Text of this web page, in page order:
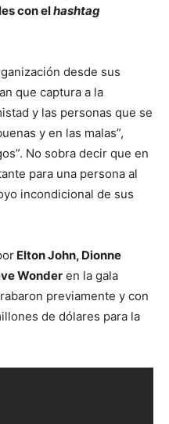
con elhashtag
desde sus
que captura a la
y las personas que se
y en las malas”,
No sobra decir que en
para una persona al
incondicional de sus
Elton John, Dionne
Wonder en la gala
previamente y con
de dólares para la